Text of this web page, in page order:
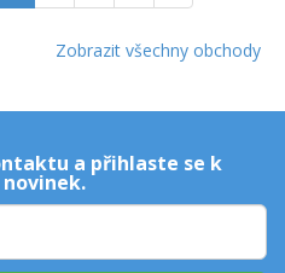
Zobrazit všechny obchody
a přihlaste se k